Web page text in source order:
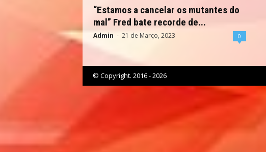
“Estamos a cancelar os mutantes do
mal” Fred bate recorde de...
Admin - 21 de Março, 2023 0
© Copyright. 2016 - 2026